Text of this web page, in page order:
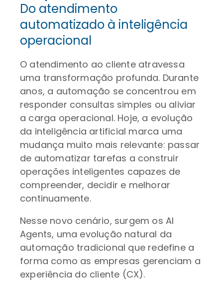
Do atendimento
automatizado à inteligência
operacional
O atendimento ao cliente atravessa
uma transformação profunda. Durante
anos, a automação se concentrou em
responder consultas simples ou aliviar
a carga operacional. Hoje, a evolução
da inteligência artificial marca uma
mudança muito mais relevante: passar
de automatizar tarefas a construir
operações inteligentes capazes de
compreender, decidir e melhorar
continuamente.
Nesse novo cenário, surgem os AI
Agents, uma evolução natural da
automação tradicional que redefine a
forma como as empresas gerenciam a
experiência do cliente (CX).